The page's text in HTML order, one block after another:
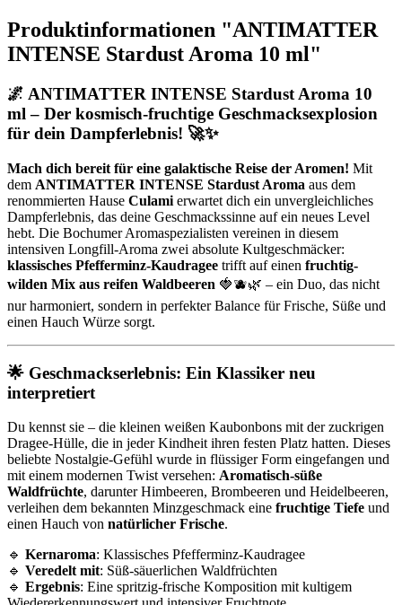
Produktinformationen "ANTIMATTER
INTENSE Stardust Aroma 10 ml"
🌌 ANTIMATTER INTENSE Stardust Aroma 10
ml – Der kosmisch-fruchtige Geschmacksexplosion
für dein Dampferlebnis! 🚀✨
Mach dich bereit für eine galaktische Reise der Aromen! Mit
dem ANTIMATTER INTENSE Stardust Aroma aus dem
renommierten Hause Culami erwartet dich ein unvergleichliches
Dampferlebnis, das deine Geschmackssinne auf ein neues Level
hebt. Die Bochumer Aromaspezialisten vereinen in diesem
intensiven Longfill-Aroma zwei absolute Kultgeschmäcker:
klassisches Pfefferminz-Kaudragee trifft auf einen fruchtig-
wilden Mix aus reifen Waldbeeren 🍓🫐🌿 – ein Duo, das nicht
nur harmoniert, sondern in perfekter Balance für Frische, Süße und
einen Hauch Würze sorgt.
🌟 Geschmackserlebnis: Ein Klassiker neu
interpretiert
Du kennst sie – die kleinen weißen Kaubonbons mit der zuckrigen
Dragee-Hülle, die in jeder Kindheit ihren festen Platz hatten. Dieses
beliebte Nostalgie-Gefühl wurde in flüssiger Form eingefangen und
mit einem modernen Twist versehen: Aromatisch-süße
Waldfrüchte, darunter Himbeeren, Brombeeren und Heidelbeeren,
verleihen dem bekannten Minzgeschmack eine fruchtige Tiefe und
einen Hauch von natürlicher Frische.
🔹 Kernaroma: Klassisches Pfefferminz-Kaudragee
🔹 Veredelt mit: Süß-säuerlichen Waldfrüchten
🔹 Ergebnis: Eine spritzig-frische Komposition mit kultigem